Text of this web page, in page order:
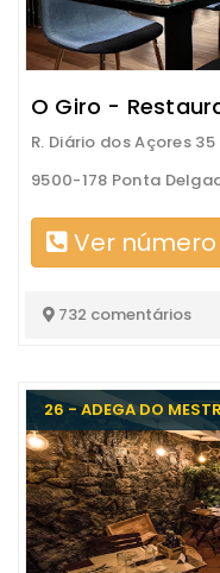
O Giro -
R. Diário dos Açores 35
9500-178 Ponta
Ver
732 comentários
26 - ADEGA DO